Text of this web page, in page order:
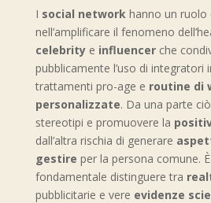
I social networkhanno un ruolo
nell’amplificare il fenomeno
celebritye influencerche
pubblicamente l’uso di integratori
trattamenti pro-age e routine di
personalizzate. Da una parte
stereotipi e promuovere la
dall’altra rischia di generare
gestire per la persona comune.
fondamentale distinguere tra
pubblicitarie e vere evidenze